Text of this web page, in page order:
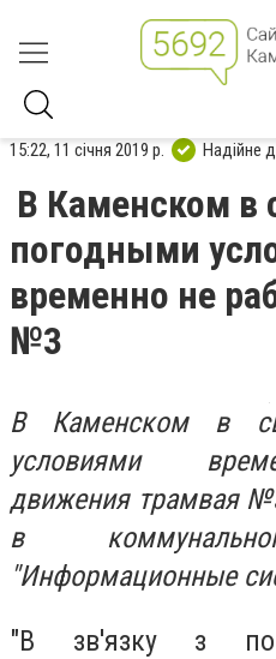
15:22, 11 січня 2019 р. Надійне
В Каменском в
погодными
временно не
№3
В Каменском в
условиями
движения трамвая
в
"Информационные
"В зв'язку з